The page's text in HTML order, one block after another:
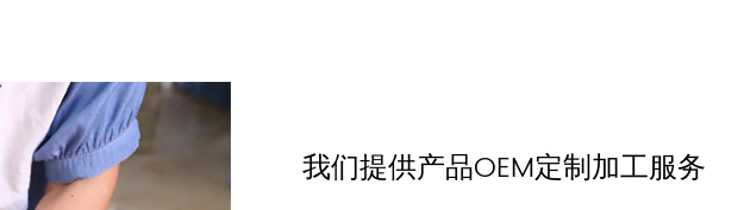
我们提供产品OEM定制加工服务